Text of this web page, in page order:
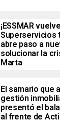
¡ESSMAR
Superservicios
abre paso a
solucionar la
Marta
El samario que
gestión
presentó el
al frente de